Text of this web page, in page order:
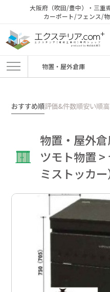
大阪府（吹田/豊中）・三重
カーポート/フェンス/
物置・屋外倉庫
おすすめ順評価&件数順安い順
物置・屋外
ツモト物置
ミストッカー